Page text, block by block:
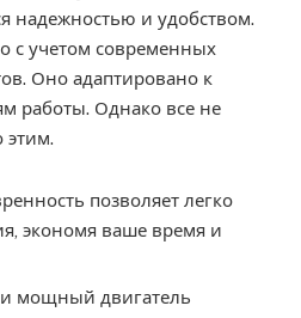
надежностью и удобством.
с учетом современных
Оно адаптировано к
работы. Однако все не
этим.
позволяет легко
экономя ваше время и
мощный двигатель